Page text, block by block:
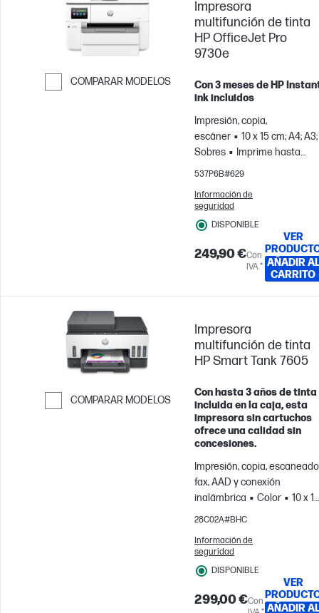
COMPARAR MODELOS
Impresora
multifunción de tinta
HP OfficeJet Pro
9730e
Con 3 meses de HP
ink incluidos
Impresión, copia,
escáner
10 x 15 cm; A4; A3;
Sobres
Imprime hasta
1500 páginas al mes
537P6B#629
Información de
seguridad
DISPONIBLE
249,90 €Con
IVA *
VER
AÑADIR AL
CARRITO
COMPARAR MODELOS
Impresora
multifunción de tinta
HP Smart Tank 7605
Con hasta 3 años de tinta
incluida en la caja, esta
impresora sin cartuchos
ofrece una calidad sin
concesiones.
Impresión, copia,
fax, AAD y conexión
inalámbrica
Color
10 x 15
cm; A4; Sobres
Imprime hasta 1200
páginas/mes
28C02A#BHC
Información de
seguridad
DISPONIBLE
299,00 €Con
VER
AÑADIR AL